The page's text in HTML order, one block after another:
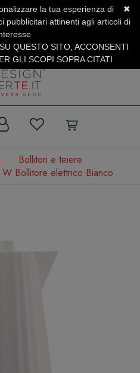
+39.0773.470.562
al 40% di Sconto
Bollitori e teiere
Bollitore elettrico Bianco
✖
la tua esperienza di
pubblicitari attinenti agli articoli di
QUESTO SITO, ACCONSENTI
GLI SCOPI SOPRA CITATI